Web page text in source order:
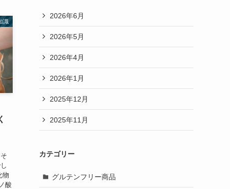
識
物
酸
2026年6月
2026年5月
2026年4月
2026年1月
2025年12月
2025年11月
カテゴリー
グルテンフリー商品